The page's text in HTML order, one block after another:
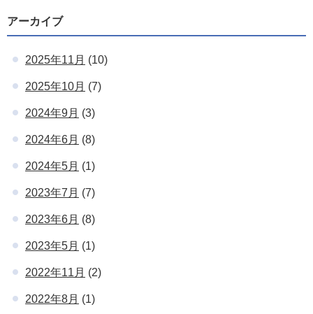
アーカイブ
2025年11月 (10)
2025年10月 (7)
2024年9月 (3)
2024年6月 (8)
2024年5月 (1)
2023年7月 (7)
2023年6月 (8)
2023年5月 (1)
2022年11月 (2)
2022年8月 (1)